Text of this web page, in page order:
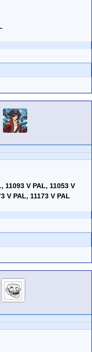
11093 V PAL, 11053 V
V PAL, 11173 V PAL